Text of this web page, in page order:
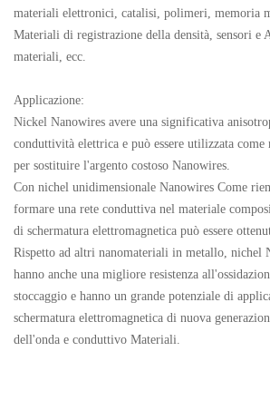
materiali elettronici, catalisi, polimeri, memoria
Materiali di registrazione della densità, sensori e
materiali, ecc.
Applicazione:
Nickel Nanowires avere una significativa
conduttività elettrica e può essere utilizzata
per sostituire l'argento costoso Nanowires.
Con nichel unidimensionale Nanowires Come
formare una rete conduttiva nel materiale
di schermatura elettromagnetica può essere
Rispetto ad altri nanomateriali in metallo, nichel
hanno anche una migliore resistenza
stoccaggio e hanno un grande potenziale di
schermatura elettromagnetica di nuova
dell'onda e conduttivo Materiali.